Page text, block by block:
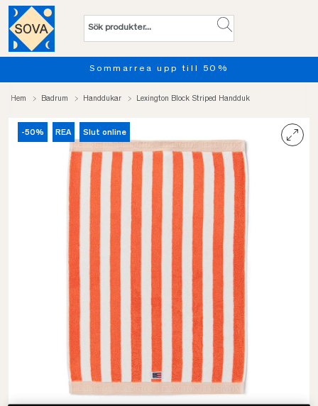
Sommarrea upp till 50%
Hem Badrum Handdukar Lexington Block Striped Handduk
-50% REA Slut online